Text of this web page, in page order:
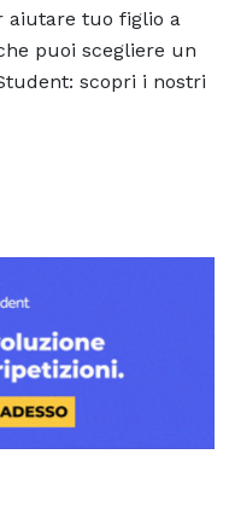
aiutare tuo figlio a
puoi scegliere un
scopri i nostri